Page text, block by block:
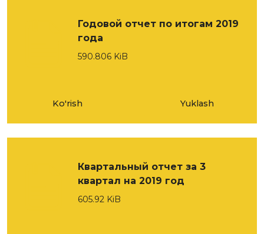
Годовой отчет по итогам 2019
года
590.806 KiB
Ko'rish Yuklash
Квартальный отчет за 3
квартал на 2019 год
605.92 KiB